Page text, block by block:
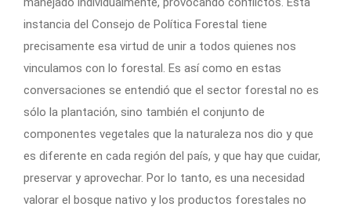
instancia del Consejo de Política Forestal tiene
precisamente esa virtud de unir a todos quienes nos
vinculamos con lo forestal. Es así como en estas
conversaciones se entendió que el sector forestal no es
sólo la plantación, sino también el conjunto de
componentes vegetales que la naturaleza nos dio y que
es diferente en cada región del país, y que hay que cuidar,
preservar y aprovechar. Por lo tanto, es una necesidad
valorar el bosque nativo y los productos forestales no